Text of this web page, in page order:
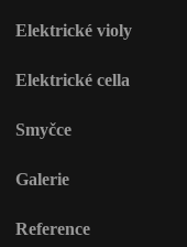
Elektrické violy
Elektrické cella
Smyčce
Galerie
Reference